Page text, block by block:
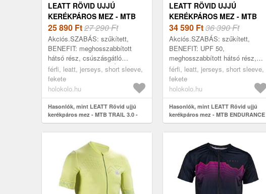
LEATT RÖVID UJJÚ
KERÉKPÁROS MEZ - MTB
TRAIL 3.0 - FEKETE
25 890 Ft27 290 Ft
Akciós.SZABÁS: szűkített,
BENEFIT: meghosszabbított
hátsó rész, csúszásgátló
elemek, TULAJDONSÁGOK:
ergonomikus, szteccs, könnyű,
BEKAPCSOLÁS: YKK® cipzár...
férfi, leatt, jerseys, short sleeve,
fekete
holokolo.hu
Hasonlók, mint LEATT Rövid ujjú
kerékpáros mez - MTB TRAIL 3.0 -
fekete
LEATT RÖVID UJJÚ
KERÉKPÁROS MEZ - MTB
ENDURANCE 6.0 - FEKETE
34 590 Ft36 390 Ft
Akciós.SZABÁS: szűkített,
BENEFIT: UPF 50,
meghosszabbított hátsó rész,
csúszásgátló elemek,
TULAJDONSÁGOK:
ergonomikus, lélegző, gyorsan
férfi, leatt, jerseys, short sleeve,
fekete
holokolo.hu
Hasonlók, mint LEATT Rövid ujjú
kerékpáros mez - MTB ENDURANCE
6.0 - fekete